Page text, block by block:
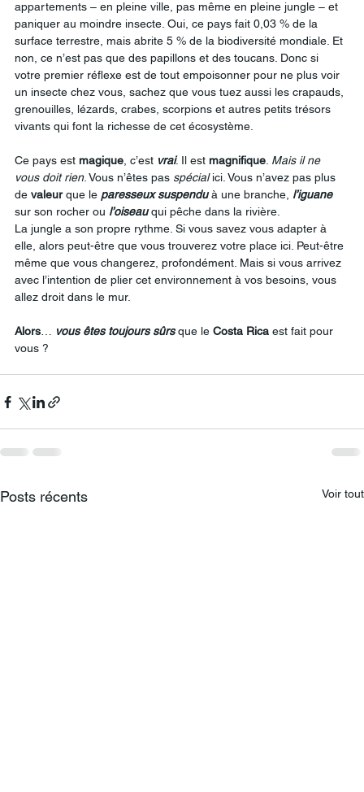
appartements – en pleine ville, pas même en pleine jungle – et
paniquer au moindre insecte. Oui, ce pays fait 0,03 % de la
surface terrestre, mais abrite 5 % de la biodiversité mondiale. Et
non, ce n’est pas que des papillons et des toucans. Donc si
votre premier réflexe est de tout empoisonner pour ne plus voir
un insecte chez vous, sachez que vous tuez aussi les crapauds,
grenouilles, lézards, crabes, scorpions et autres petits trésors
vivants qui font la richesse de cet écosystème.
Ce pays est magique , c’est vrai. Il est magnifique Mais il ne
vous doit rien. Vous n’êtes pas spécial ici. Vous n’avez pas plus
de valeur que le paresseux suspendu à une branche, l’iguane
sur son rocher ou l’oiseau qui pêche dans la rivière.
La jungle a son propre rythme. Si vous savez vous adapter à
elle, alors peut-être que vous trouverez votre place ici. Peut-être
même que vous changerez, profondément. Mais si vous arrivez
avec l’intention de plier cet environnement à vos besoins, vous
allez droit dans le mur.
Alors vous êtes toujours sûrs que le Costa Rica est fait pour
vous ?
Posts récents Voir tout